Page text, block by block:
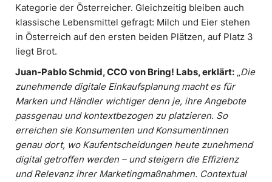
Kategorie der Österreicher. Gleichzeitig bleiben auch
klassische Lebensmittel gefragt: Milch und Eier stehen
in Österreich auf den ersten beiden Plätzen, auf Platz 3
liegt Brot.
Juan-Pablo Schmid, CCO von Bring! Labs, erklärt: „Die
zunehmende digitale Einkaufsplanung macht es für
Marken und Händler wichtiger denn je, ihre Angebote
passgenau und kontextbezogen zu platzieren. So
erreichen sie Konsumenten und Konsumentinnen
genau dort, wo Kaufentscheidungen heute zunehmend
digital getroffen werden – und steigern die Effizienz
und Relevanz ihrer Marketingmaßnahmen. Contextual